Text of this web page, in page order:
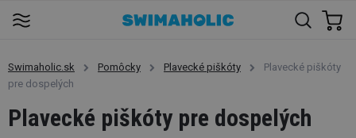
Swimaholic.sk Pomôcky Plavecké piškóty
Plavecké piškóty
pre dospelých
Plavecké piškóty pre dospelých